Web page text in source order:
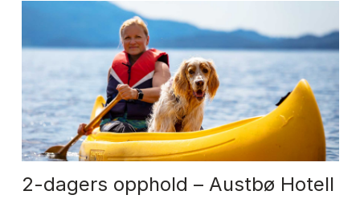
2-dagers opphold – Austbø Hotell